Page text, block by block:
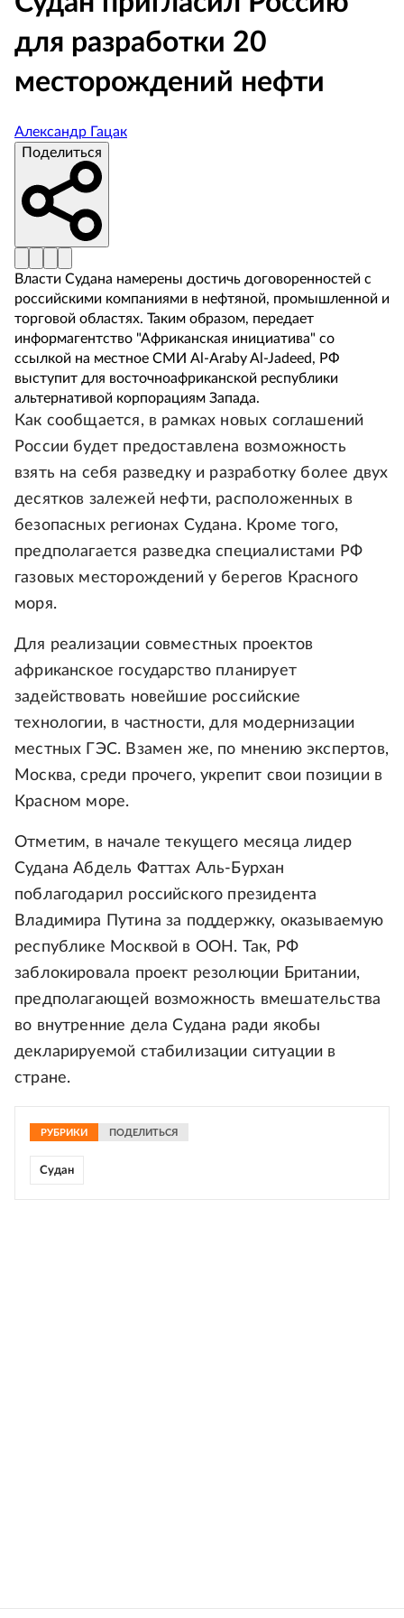
для разработки 20
месторождений нефти
Александр Гацак
Поделиться
Власти Судана намерены достичь договоренностей с
российскими компаниями в нефтяной, промышленной и
торговой областях. Таким образом, передает
информагентство "Африканская инициатива" со
ссылкой на местное СМИ Al-Araby Al-Jadeed, РФ
выступит для восточноафриканской республики
альтернативой корпорациям Запада.
Как сообщается, в рамках новых соглашений
России будет предоставлена возможность
взять на себя разведку и разработку более двух
десятков залежей нефти, расположенных в
безопасных регионах Судана. Кроме того,
предполагается разведка специалистами РФ
газовых месторождений у берегов Красного
моря.
Для реализации совместных проектов
африканское государство планирует
задействовать новейшие российские
технологии, в частности, для модернизации
местных ГЭС. Взамен же, по мнению экспертов,
Москва, среди прочего, укрепит свои позиции в
Красном море.
Отметим, в начале текущего месяца лидер
Судана Абдель Фаттах Аль-Бурхан
поблагодарил российского президента
Владимира Путина за поддержку, оказываемую
республике Москвой в ООН. Так, РФ
заблокировала проект резолюции Британии,
предполагающей возможность вмешательства
во внутренние дела Судана ради якобы
декларируемой стабилизации ситуации в
стране.
РУБРИКИ ПОДЕЛИТЬСЯ
Судан